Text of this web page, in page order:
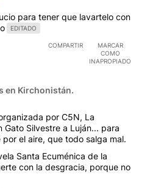
para tener que lavartelo con
EDITADO
COMPARTIR
MARCAR
COMO
INAPROPIADO
en Kirchonistán.
por C5N, La
Gato Silvestre a Luján... para
el aire, que todo salga mal.
Santa Ecuménica de la
con la desgracia, porque no